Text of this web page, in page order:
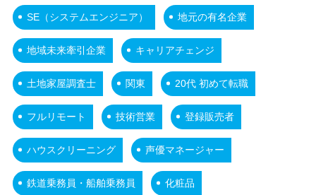
SE（システムエンジニア） 地元の有名企業
地域未来牽引企業 キャリアチェンジ
土地家屋調査士 関東 20代 初めて転職
フルリモート 技術営業 登録販売者
ハウスクリーニング 声優マネージャー
鉄道乗務員・船舶乗務員 化粧品